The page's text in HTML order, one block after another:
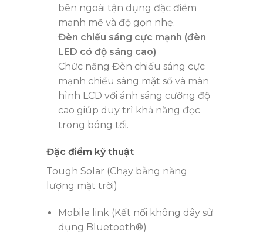
bên ngoài tận dụng đặc điểm
mạnh mẽ và độ gọn nhẹ.
Đèn chiếu sáng cực mạnh (đèn
LED có độ sáng cao)
Chức năng Đèn chiếu sáng cực
mạnh chiếu sáng mặt số và màn
hình LCD với ánh sáng cường độ
cao giúp duy trì khả năng đọc
trong bóng tối.
Đặc điểm kỹ thuật
Tough Solar (Chạy bằng năng
lượng mặt trời)
Mobile link (Kết nối không dây sử
dụng Bluetooth®)